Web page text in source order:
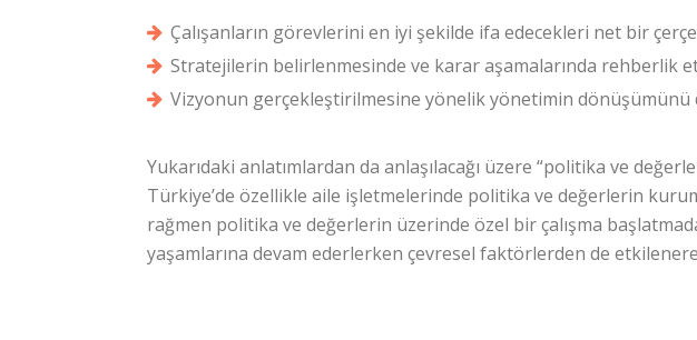
Çalışanların görevlerini en iyi şekilde ifa edecekleri net bir
Stratejilerin belirlenmesinde ve karar aşamalarında rehberlik
Vizyonun gerçekleştirilmesine yönelik yönetimin dönüşümünü
Yukarıdaki anlatımlardan da anlaşılacağı üzere “politika ve
Türkiye’de özellikle aile işletmelerinde politika ve değerlerin
rağmen politika ve değerlerin üzerinde özel bir çalışma
yaşamlarına devam ederlerken çevresel faktörlerden de